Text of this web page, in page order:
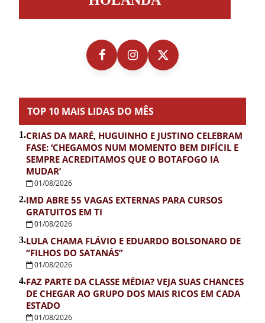
TOP 10 MAIS LIDAS DO MÊS
1.CRIAS DA MARÉ, HUGUINHO E JUSTINO CELEBRAM
FASE: ‘CHEGAMOS NUM MOMENTO BEM DIFÍCIL E
SEMPRE ACREDITAMOS QUE O BOTAFOGO IA
MUDAR’
01/08/2026
2.IMD ABRE 55 VAGAS EXTERNAS PARA CURSOS
GRATUITOS EM TI
01/08/2026
3.LULA CHAMA FLÁVIO E EDUARDO BOLSONARO DE
“FILHOS DO SATANÁS”
01/08/2026
4.FAZ PARTE DA CLASSE MÉDIA? VEJA SUAS CHANCES
DE CHEGAR AO GRUPO DOS MAIS RICOS EM CADA
ESTADO
01/08/2026